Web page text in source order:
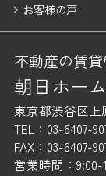
お客様の声
不動産の賃
朝日ホー
東京都渋谷区上
TEL：03-6407-
FAX：03-6407-
営業時間：